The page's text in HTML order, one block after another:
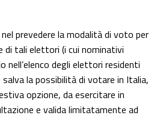
prevedere la modalità di voto per
di tali elettori (i cui nominativi
nell’elenco degli elettori residenti
la possibilità di votare in Italia,
opzione, da esercitare in
e valida limitatamente ad